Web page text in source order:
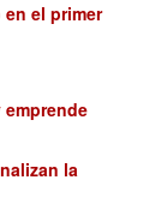
el primer
la